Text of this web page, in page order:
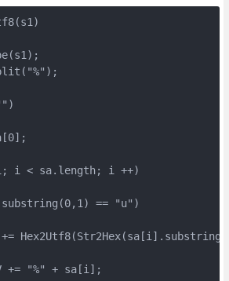
i < sa.length; i ++)
== "u")
+= "%" + sa[i];